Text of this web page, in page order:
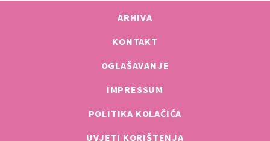
ARHIVA
KONTAKT
OGLAŠAVANJE
IMPRESSUM
POLITIKA KOLAČIĆA
UVJETI KORIŠTENJA